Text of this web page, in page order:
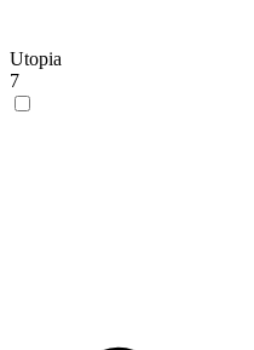
Utopia
7